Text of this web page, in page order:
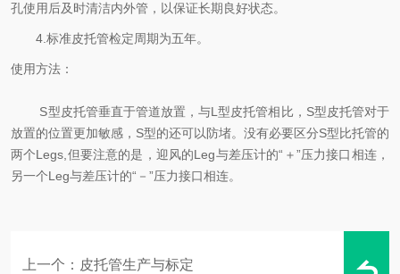
孔使用后及时清洁内外管，以保证长期良好状态。
4.标准皮托管检定周期为五年。
使用方法：
S型皮托管垂直于管道放置，与L型皮托管相比，S型皮托管对于
放置的位置更加敏感，S型的还可以防堵。没有必要区分S型比托管的
两个Legs,但要注意的是，迎风的Leg与差压计的“＋”压力接口相连，
另一个Leg与差压计的“－”压力接口相连。
上一个： 皮托管生产与标定